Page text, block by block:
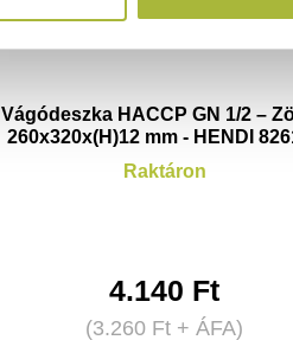
Vágódeszka HACCP GN 1/2 –
260x320x(H)12 mm - HENDI
Raktáron
4.140 Ft
(3.260 Ft + ÁFA)